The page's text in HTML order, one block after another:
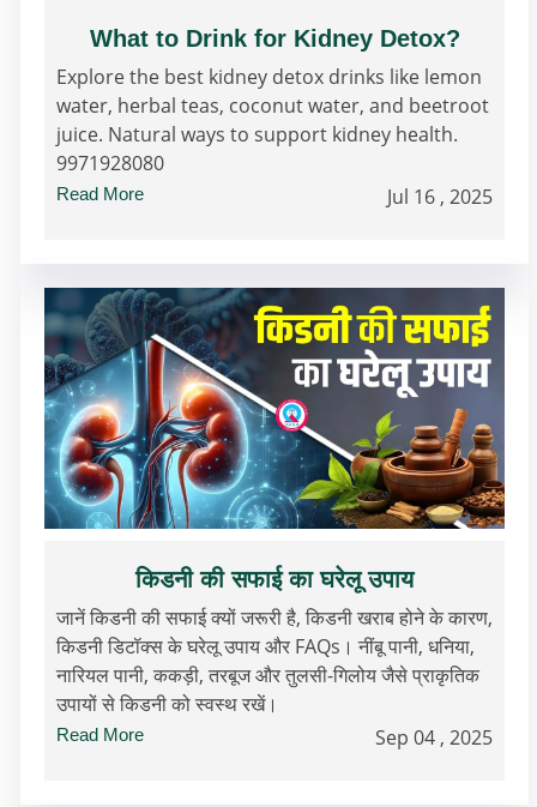
What to Drink for Kidney Detox?
Explore the best kidney detox drinks like lemon
water, herbal teas, coconut water, and beetroot
juice. Natural ways to support kidney health.
9971928080
Read More Jul 16 , 2025
किडनी की सफाई का घरेलू उपाय
जानें किडनी की सफाई क्यों जरूरी है, किडनी खराब होने के कारण,
किडनी डिटॉक्स के घरेलू उपाय और FAQs। नींबू पानी, धनिया,
नारियल पानी, ककड़ी, तरबूज और तुलसी-गिलोय जैसे प्राकृतिक
उपायों से किडनी को स्वस्थ रखें।
Read More Sep 04 , 2025